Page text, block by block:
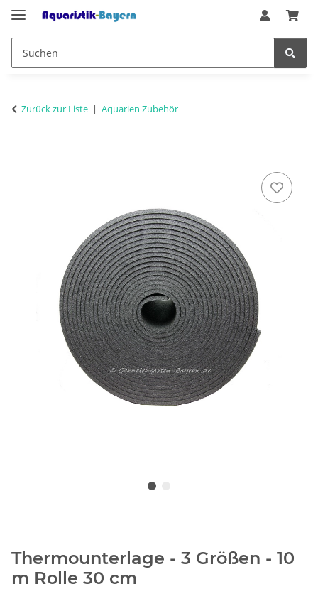
Zurück zur Liste Aquarien Zubehör
Thermounterlage - 3 Größen - 10
m Rolle 30 cm